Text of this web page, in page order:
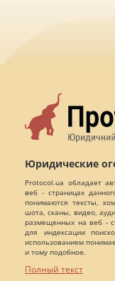
Юридические
Protocol.ua обладает
веб - страницах
понимаются тексты,
шота, сканы, видео,
размещенных на веб -
для индексации
использованием
и тому подобное.
Полный текст